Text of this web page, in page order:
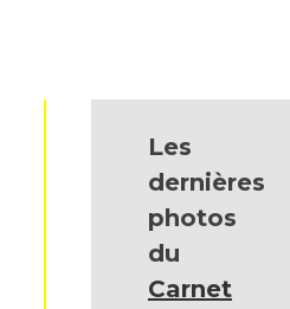
Les
dernières
photos
du
Carnet